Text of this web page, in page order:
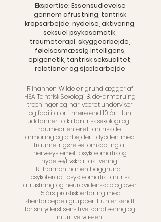
Ekspertise: Essensudlevelse
gennem afrustning, tantrisk
kropsarbejde, nydelse, aktivering,
seksuel psykosomatik,
traumeterapi, skyggearbejde,
følelsesmæssig intelligens,
epigenetik, tantrisk seksualitet,
relationer og sjælearbejde
Riihannon Wilde er grundlægger af
HEA, Tantrisk Sexologi & de-armoruing
træninger og har været underviser
og facilitator i mere end 10 år. Hun
uddanner folk i tantrisk sexologi og i
traumeorienteret tantrisk de-
armoring og arbejder i dybden med
traumefrigørelse, omkobling af
nervesystemet, psykosomatik og
nydelse/livskraftaktivering.
Riihannon har en baggrund i
psykoterapi, psykosomatik, tantrisk
afrustning og neurovidenskab og over
15 års praktisk erfaring med
klientarbejde i grupper. Hun er kendt
for sin yderst sensitive kanalisering og
intuitive væsen.